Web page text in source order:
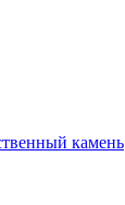
камень